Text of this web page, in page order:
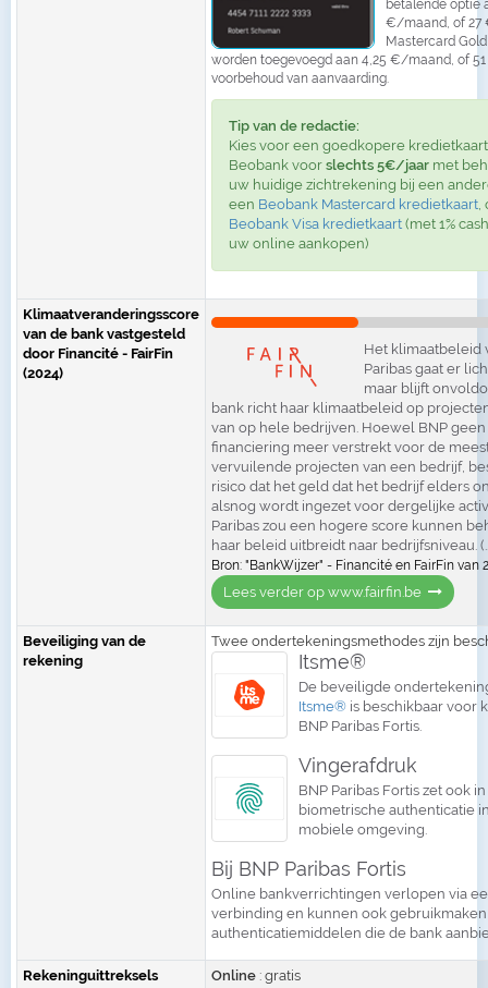
betalende optie
€/maand, of 27
Mastercard
worden toegevoegd aan 4,25 €/maand, of
voorbehoud van aanvaarding.
Tip van de redactie:
Kies voor een goedkopere
Beobank voor slechts 5€/jaar met
uw huidige zichtrekening bij een
een Beobank Mastercard kredietkaart
Beobank Visa kredietkaart (met 1%
uw online aankopen)
Klimaatveranderingsscore
van de bank vastgesteld
door Financité - FairFin
(2024)
Het klimaatbeleid
Paribas gaat er
maar blijft
bank richt haar klimaatbeleid op
van op hele bedrijven. Hoewel BNP
financiering meer verstrekt voor de
vervuilende projecten van een bedrijf,
risico dat het geld dat het bedrijf elders
alsnog wordt ingezet voor dergelijke
Paribas zou een hogere score kunnen
haar beleid uitbreidt naar bedrijfsniveau.
Bron: "BankWijzer" - Financité en FairFin van
Lees verder op www.fairfin.be
Beveiliging van de
rekening
Twee ondertekeningsmethodes zijn
Itsme®
De beveiligde
Itsme® is beschikbaar voor
BNP Paribas Fortis.
Vingerafdruk
BNP Paribas Fortis zet ook
biometrische authenticatie
mobiele omgeving.
Bij BNP Paribas Fortis
Online bankverrichtingen verlopen via
verbinding en kunnen ook
authenticatiemiddelen die de bank
Rekeninguittreksels Online : gratis